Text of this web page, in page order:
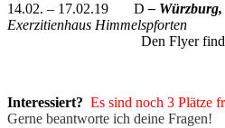
14.02. – 17.02.19 D – Würzburg,
Exerzitienhaus Himmelspforten
Den Flyer
Interessiert? Es sind noch 3 Plätze
Gerne beantworte ich deine Fragen!